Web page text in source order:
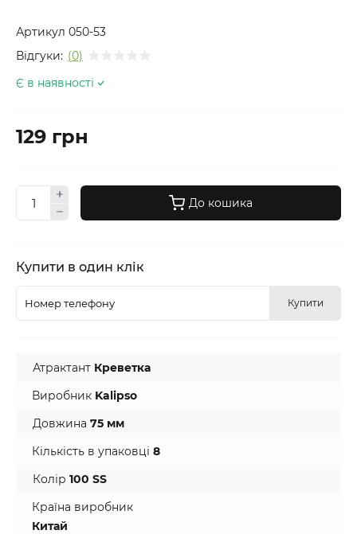
Артикул 050-53
Відгуки: (0)
Є в наявності
129 грн
До кошика
Купити в один клік
Купити
Атрактант Креветка
Виробник Kalipso
Довжина 75 мм
Кількість в упаковці 8
Колір 100 SS
Країна виробник
Китай